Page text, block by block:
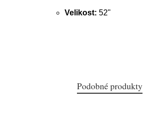
Velikost: 52"
Podobné produkty